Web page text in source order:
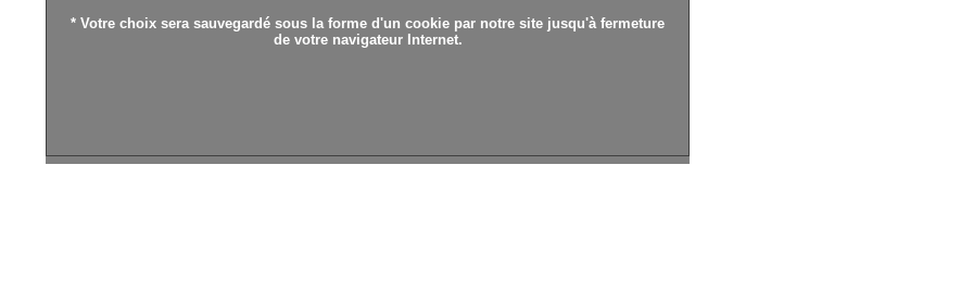
* Votre choix sera sauvegardé sous la forme d'un cookie par notre site jusqu'à fermeture
de votre navigateur Internet.